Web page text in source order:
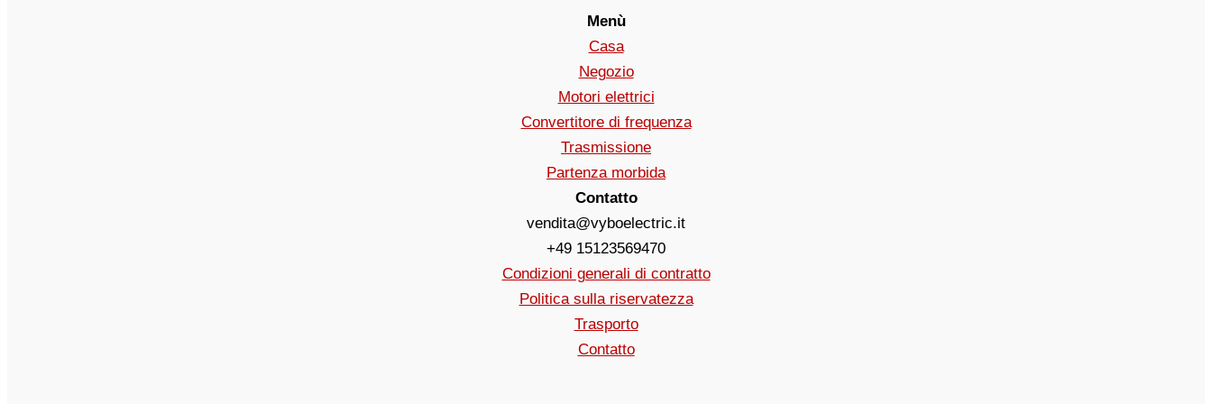
Menù
Casa
Negozio
Motori elettrici
Convertitore di frequenza
Trasmissione
Partenza morbida
Contatto
vendita@vyboelectric.it
+49 15123569470
Condizioni generali di contratto
Politica sulla riservatezza
Trasporto
Contatto